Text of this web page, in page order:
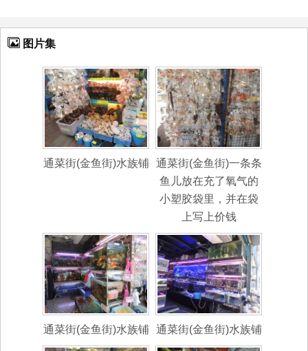
图片集
通菜街(金鱼街)水族铺
通菜街(金鱼街)一条条
鱼儿放在充了氧气的
小塑胶袋里，并在袋
上写上价钱
通菜街(金鱼街)水族铺 通菜街(金鱼街)水族铺